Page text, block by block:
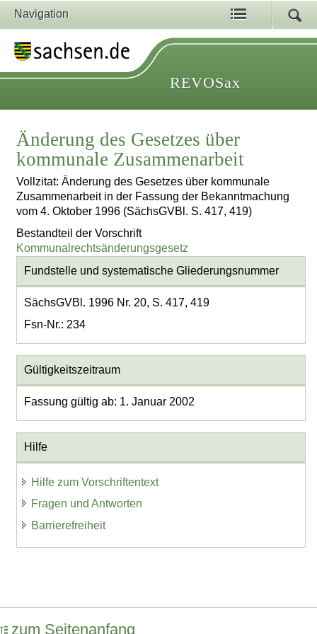
Navigation
REVOSax
Änderung des Gesetzes über
kommunale Zusammenarbeit
Vollzitat: Änderung des Gesetzes über kommunale
Zusammenarbeit in der Fassung der Bekanntmachung
vom 4. Oktober 1996 (SächsGVBl. S. 417, 419)
Bestandteil der Vorschrift
Kommunalrechtsänderungsgesetz
Fundstelle und systematische Gliederungsnummer
SächsGVBl. 1996 Nr. 20, S. 417, 419
Fsn-Nr.: 234
Gültigkeitszeitraum
Fassung gültig ab: 1. Januar 2002
Hilfe
Hilfe zum Vorschriftentext
Fragen und Antworten
Barrierefreiheit
zum Seitenanfang